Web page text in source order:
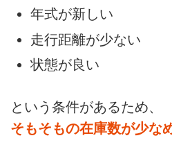
年式が新しい
走行距離が少ない
状態が良い
という条件があるため、
そもそもの在庫数が少な